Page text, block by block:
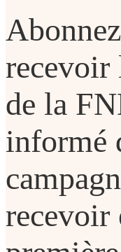
recevoir
de la
informé
recevoir